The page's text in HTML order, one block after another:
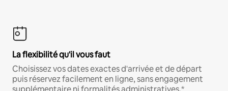
La flexibilité qu'il vous faut
Choisissez vos dates exactes d'arrivée et de départ
puis réservez facilement en ligne, sans engagement